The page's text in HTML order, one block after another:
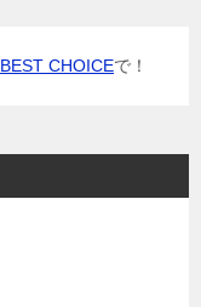
BEST CHOICEで！